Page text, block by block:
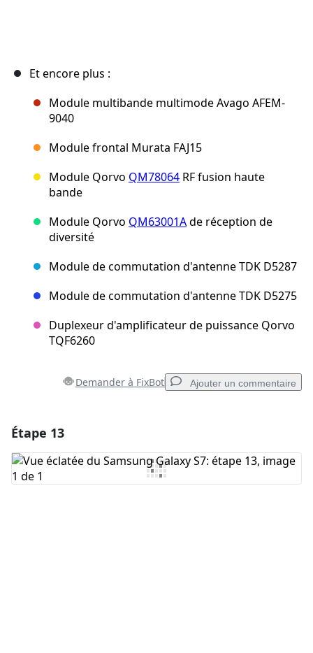
Et encore plus :
Module multibande multimode Avago AFEM-
9040
Module frontal Murata FAJ15
Module Qorvo QM78064 RF fusion haute
bande
Module Qorvo QM63001Ade réception de
diversité
Module de commutation d'antenne TDK D5287
Module de commutation d'antenne TDK D5275
Duplexeur d'amplificateur de puissance Qorvo
TQF6260
Demander à FixBot Ajouter un commentaire
Ajouter un commentaire
Étape 13